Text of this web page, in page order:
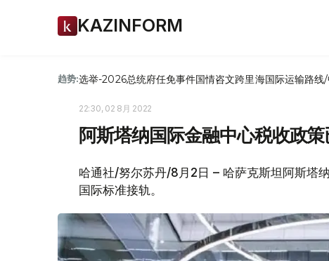
KAZINFORM
趋势:选举-2026总统府任免事件国情咨文跨里海国际运输路线
22:30, 02 8月 2022
阿斯塔纳国际金融中心税收政
哈通社/努尔苏丹/8月2日 – 哈萨克斯坦阿斯塔
国际标准接轨。